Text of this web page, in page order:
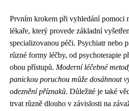
Prvním krokem při vyhledání pomoci
lékaře, který provede základní
specializovanou péči. Psychiatr nebo
různé formy léčby, od psychoterapie
obou přístupů. Moderní léčebné
panickou poruchou může dosáhnout
odeznění příznaků. Důležité je také
trvat různě dlouho v závislosti na